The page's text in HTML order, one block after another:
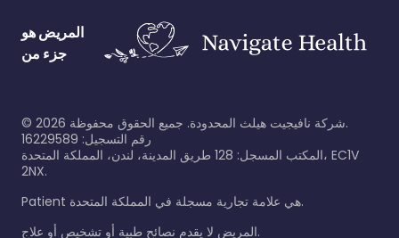
المريض هو
جزء من
© 2026
شركة نافيجيت هيلث المحدودة. جميع الحقوق محفوظة.
رقم التسجيل: 16229589
المكتب المسجل: 128 طريق المدينة، لندن، المملكة المتحدة، EC1V
2NX.
Patient هي علامة تجارية مسجلة في المملكة المتحدة.
المريض لا يقدم نصائح طبية أو تشخيص أو علاج.